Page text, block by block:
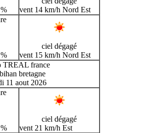
vent 14 km/h Nord Est
ciel dégagé
vent 15 km/h Nord Est
TREAL france
bretagne
11 aout 2026
ciel dégagé
vent 21 km/h Est